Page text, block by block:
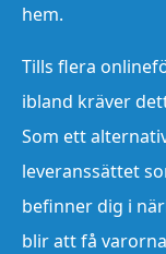
hem.
Tills flera
ibland kräver
Som ett
leveranssättet
befinner dig i
blir att få